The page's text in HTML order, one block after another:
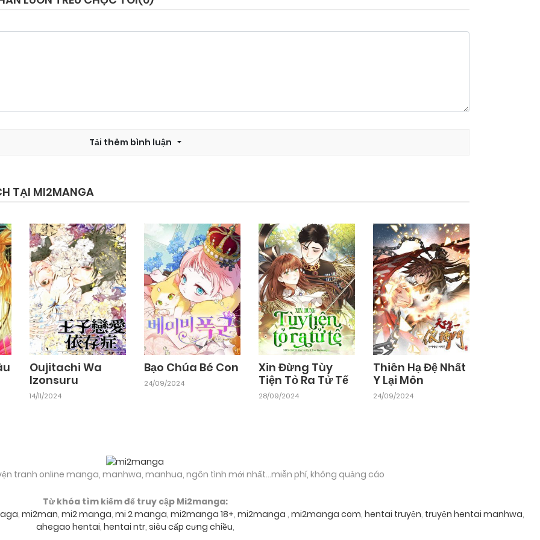
Chapter 64
Chapter 61.1 15/12/2024
Chapter 60 15/12/2024
Chapter 58.2 15/12/2024
Chapter 57 15/12/2024
Chapter 53 15/12/2024
Chapter 51 15/12/2024
Tải thêm bình luận
TẠI MI2MANGA
Oujitachi Wa
Izonsuru
14/11/2024
Bạo Chúa Bé Con
24/09/2024
Xin Đừng Tùy
Tiện Tỏ Ra Tử Tế
28/09/2024
Thiên Hạ Đệ Nhất
Y Lại Môn
24/09/2024
tranh online manga, manhwa, manhua, ngôn tình mới nhất...miễn phí, không quảng cáo
Từ khóa tìm kiếm để truy cập Mi2manga:
, mi2man, mi2 manga, mi 2 manga, mi2manga 18+, mi2manga , mi2manga com, hentai truyện, truyện hentai manhwa,
ahegao hentai, hentai ntr, siêu cấp cưng chiều,